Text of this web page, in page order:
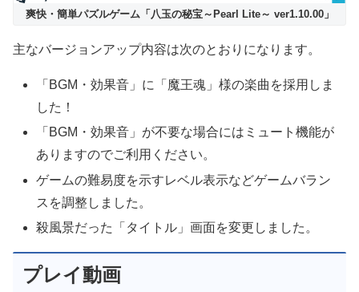
爽快・簡単パズルゲーム「八玉の秘宝～Pearl Lite～ ver1.10.00」
主なバージョンアップ内容は次のとおりになります。
「BGM・効果音」に「魔王魂」様の楽曲を採用しま
した！
「BGM・効果音」が不要な場合にはミュート機能が
ありますのでご利用ください。
ゲームの難易度を示すレベル表示などゲームバラン
スを調整しました。
殺風景だった「タイトル」画面を変更しました。
プレイ動画